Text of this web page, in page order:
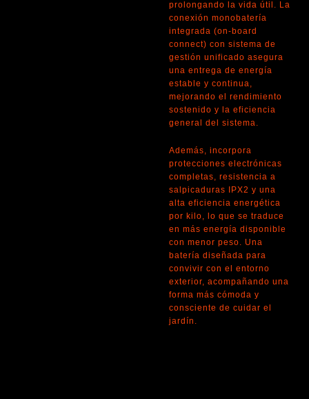
prolongando la vida útil. La
conexión monobatería
integrada (on-board
connect) con sistema de
gestión unificado asegura
una entrega de energía
estable y continua,
mejorando el rendimiento
sostenido y la eficiencia
general del sistema.
Además, incorpora
protecciones electrónicas
completas, resistencia a
salpicaduras IPX2 y una
alta eficiencia energética
por kilo, lo que se traduce
en más energía disponible
con menor peso. Una
batería diseñada para
convivir con el entorno
exterior, acompañando una
forma más cómoda y
consciente de cuidar el
jardín.